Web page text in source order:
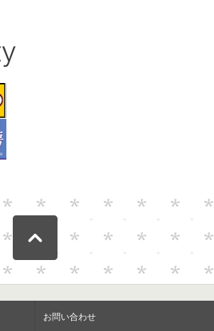
お問い合わせ